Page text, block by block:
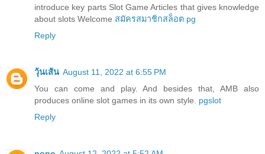
introduce key parts Slot Game Articles that gives knowledge
about slots Welcome สมัครสมาชิกสล็อต pg
Reply
วุ้นเส้น August 11, 2022 at 6:55 PM
You can come and play. And besides that, AMB also
produces online slot games in its own style. pgslot
Reply